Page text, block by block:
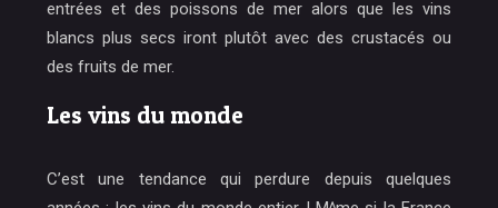
entrées et des poissons de mer alors que les vins
blancs plus secs iront plutôt avec des crustacés ou
des fruits de mer.
Les vins du monde
C’est une tendance qui perdure depuis quelques